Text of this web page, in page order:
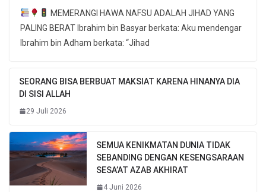
MEMERANGI HAWA NAFSU ADALAH JIHAD YANG
PALING BERAT Ibrahim bin Basyar berkata: Aku mendengar
Ibrahim bin Adham berkata: “Jihad
SEORANG BISA BERBUAT MAKSIAT KARENA HINANYA DIA
DI SISI ALLAH
29 Juli 2026
SEMUA KENIKMATAN DUNIA TIDAK
SEBANDING DENGAN KESENGSARAAN
SESA’AT AZAB AKHIRAT
4 Juni 2026